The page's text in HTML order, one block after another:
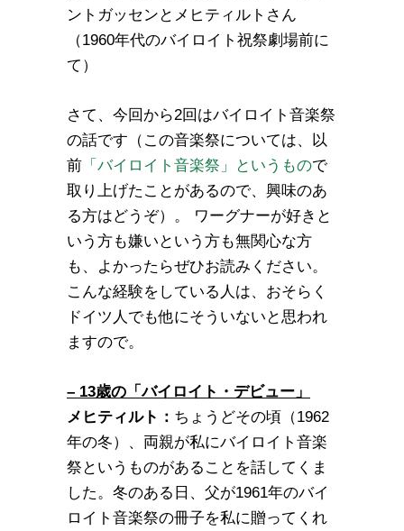
ントガッセンとメヒティルトさん
（1960年代のバイロイト祝祭劇場前に
て）
さて、今回から2回はバイロイト音楽祭
の話です（この音楽祭については、以
前 「バイロイト音楽祭」というもので
取り上げたことがあるので、興味のあ
る方はどうぞ）。 ワーグナーが好きと
いう方も嫌いという方も無関心な方
も、よかったらぜひお読みください。
こんな経験をしている人は、おそらく
ドイツ人でも他にそういないと思われ
ますので。
– 13歳の「バイロイト・デビュー」
メヒティルト： ちょうどその頃（1962
年の冬）、両親が私にバイロイト音楽
祭というものがあることを話してくま
した。冬のある日、父が1961年のバイ
ロイト音楽祭の冊子を私に贈ってくれ